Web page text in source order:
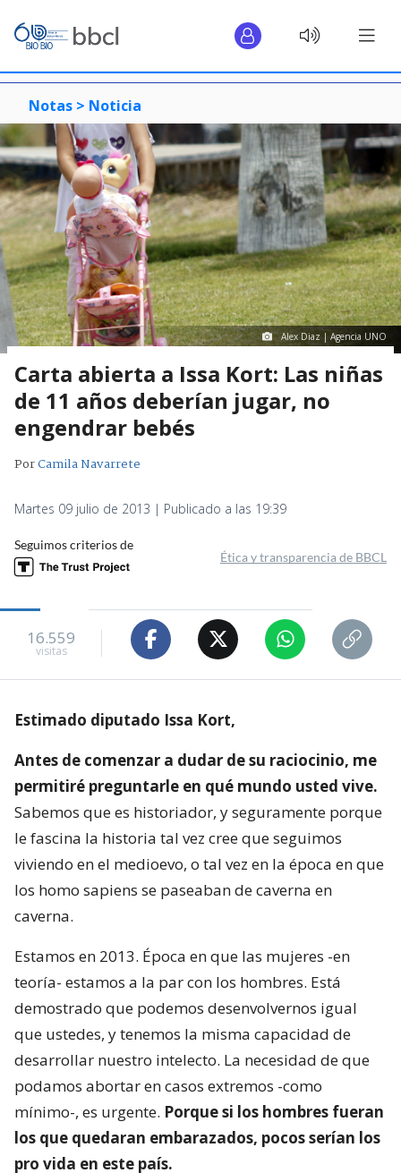
Notas > Noticia
Alex Diaz | Agencia UNO
Carta abierta a Issa Kort: Las niñas
de 11 años deberían jugar, no
engendrar bebés
PorCamila Navarrete
Martes 09 julio de 2013 | Publicado a las 19:39
Seguimos criterios de
Ética y transparencia de BBCL
16.559
visitas
Estimado diputado Issa Kort,
Antes de comenzar a dudar de su raciocinio, me
permitiré preguntarle en qué mundo usted vive.
Sabemos que es historiador, y seguramente porque
le fascina la historia tal vez cree que seguimos
viviendo en el medioevo, o tal vez en la época en que
los homo sapiens se paseaban de caverna en
caverna.
Estamos en 2013. Época en que las mujeres -en
teoría- estamos a la par con los hombres. Está
demostrado que podemos desenvolvernos igual
que ustedes, y tenemos la misma capacidad de
desarrollar nuestro intelecto. La necesidad de que
podamos abortar en casos extremos -como
mínimo-, es urgente. Porque si los hombres fueran
los que quedaran embarazados, pocos serían los
pro vida en este país.